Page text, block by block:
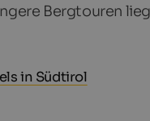
Bergtouren
in Südtirol